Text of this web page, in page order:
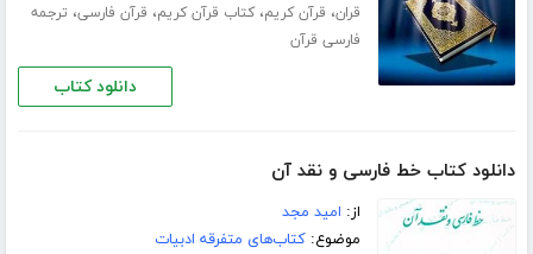
قران، قرآن کریم،کتاب قرآن کریم، قرآن فارسی، ترجمه
فارسی قرآن
دانلود کتاب
دانلود کتاب خط فارسی و نقد آن
از: امید مجد
موضوع:کتاب‌های متفرقه ادبیات